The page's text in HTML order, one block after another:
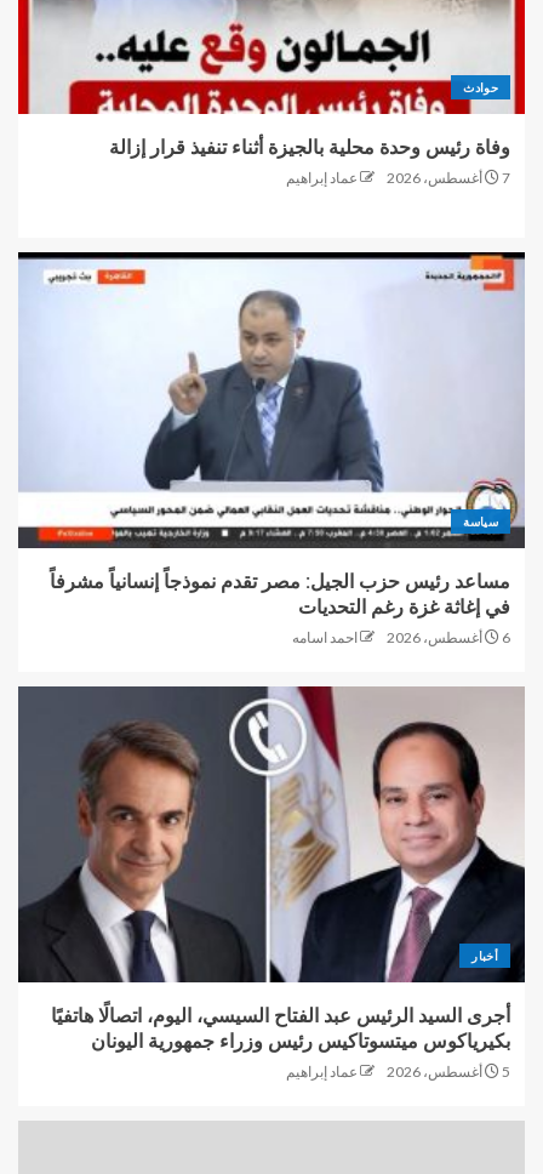
حوادث
وفاة رئيس وحدة محلية بالجيزة أثناء تنفيذ قرار إزالة
7 أغسطس، 2026 عماد إبراهيم
سياسة
مساعد رئيس حزب الجيل: مصر تقدم نموذجاً إنسانياً مشرفاً
في إغاثة غزة رغم التحديات
6 أغسطس، 2026 احمد اسامه
أخبار
أجرى السيد الرئيس عبد الفتاح السيسي، اليوم، اتصالًا هاتفيًا
بكيرياكوس ميتسوتاكيس رئيس وزراء جمهورية اليونان
5 أغسطس، 2026 عماد إبراهيم